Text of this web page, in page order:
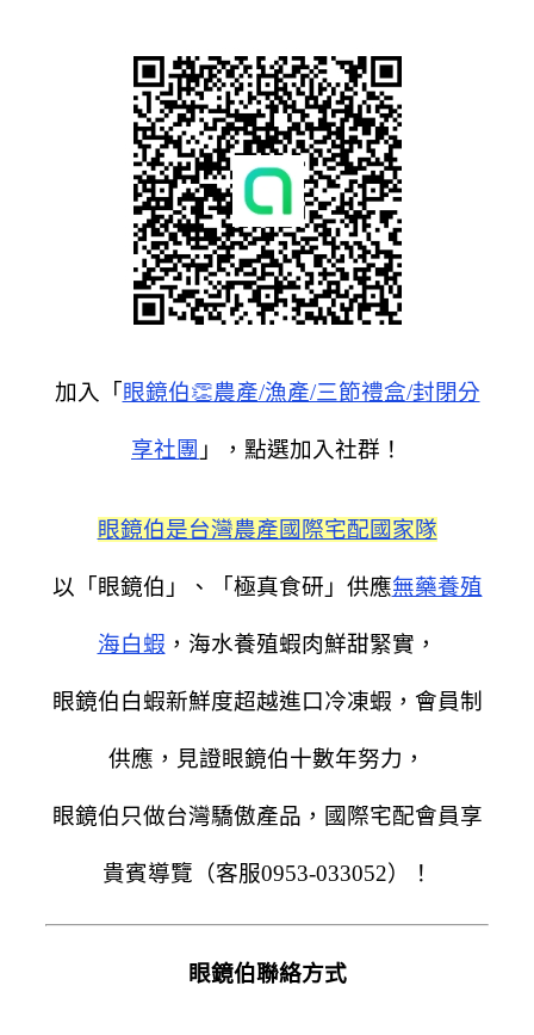
加入「 眼鏡伯👏農產/漁產/三節禮盒/封閉分
享社團 」，點選加入社群！
眼鏡伯是台灣農產國際宅配國家隊
以「眼鏡伯」、「極真食研」供應無藥養殖
海白蝦 ，海水養殖蝦肉鮮甜緊實，
眼鏡伯白蝦新鮮度超越進口冷凍蝦，會員制
供應，見證眼鏡伯十數年努力，
眼鏡伯只做台灣驕傲產品，國際宅配會員享
貴賓導覽（客服0953-033052）！
眼鏡伯聯絡方式